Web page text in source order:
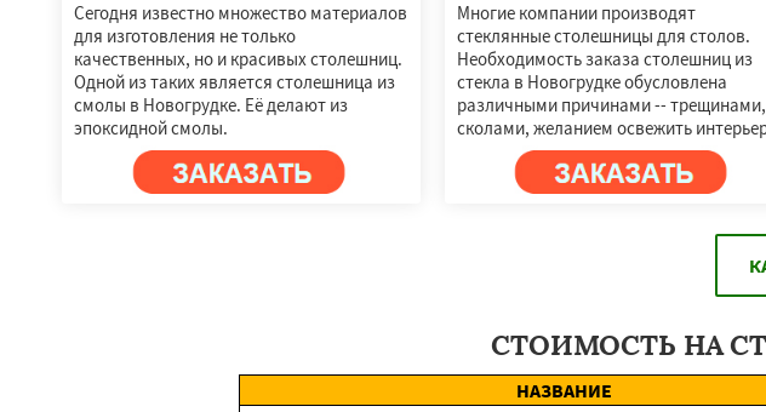
Сегодня известно множество материалов
для изготовления не только
качественных, но и красивых столешниц.
Одной из таких является столешница из
смолы в Новогрудке. Её делают из
эпоксидной смолы.
Многие компании производят
стеклянные столешницы для столов.
Необходимость заказа столешниц из
стекла в Новогрудке обусловлена
различными причинами -- трещинами,
сколами, желанием освежить
СТОИМОСТЬ НА
НАЗВАНИЕ